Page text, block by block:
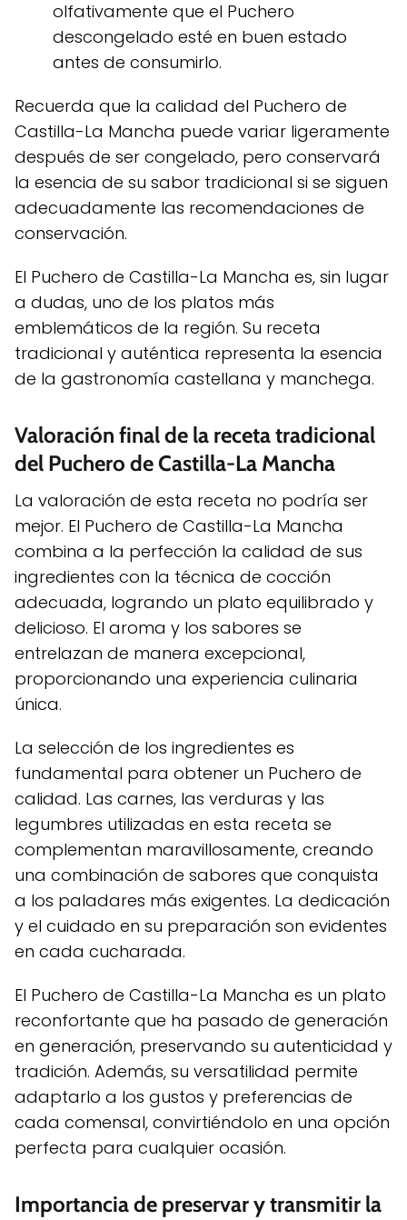
olfativamente que el Puchero
descongelado esté en buen estado
antes de consumirlo.
Recuerda que la calidad del Puchero de
Castilla-La Mancha puede variar ligeramente
después de ser congelado, pero conservará
la esencia de su sabor tradicional si se siguen
adecuadamente las recomendaciones de
conservación.
El Puchero de Castilla-La Mancha es, sin lugar
a dudas, uno de los platos más
emblemáticos de la región. Su receta
tradicional y auténtica representa la esencia
de la gastronomía castellana y manchega.
Valoración final de la receta tradicional
del Puchero de Castilla-La Mancha
La valoración de esta receta no podría ser
mejor. El Puchero de Castilla-La Mancha
combina a la perfección la calidad de sus
ingredientes con la técnica de cocción
adecuada, logrando un plato equilibrado y
delicioso. El aroma y los sabores se
entrelazan de manera excepcional,
proporcionando una experiencia culinaria
única.
La selección de los ingredientes es
fundamental para obtener un Puchero de
calidad. Las carnes, las verduras y las
legumbres utilizadas en esta receta se
complementan maravillosamente, creando
una combinación de sabores que conquista
a los paladares más exigentes. La dedicación
y el cuidado en su preparación son evidentes
en cada cucharada.
El Puchero de Castilla-La Mancha es un plato
reconfortante que ha pasado de generación
en generación, preservando su autenticidad y
tradición. Además, su versatilidad permite
adaptarlo a los gustos y preferencias de
cada comensal, convirtiéndolo en una opción
perfecta para cualquier ocasión.
Importancia de preservar y transmitir la